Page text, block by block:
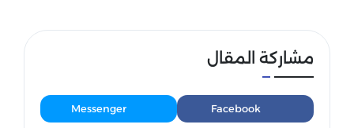
مشاركة المقال
Facebook
Messenger